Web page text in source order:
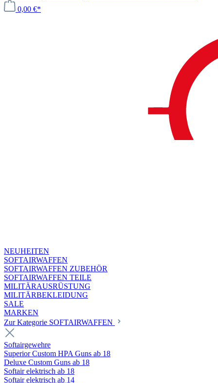
0,00 €*
NEUHEITEN
SOFTAIRWAFFEN
SOFTAIRWAFFEN ZUBEHÖR
SOFTAIRWAFFEN TEILE
MILITÄRAUSRÜSTUNG
MILITÄRBEKLEIDUNG
SALE
MARKEN
Zur Kategorie SOFTAIRWAFFEN
Softairgewehre
Superior Custom HPA Guns ab 18
Deluxe Custom Guns ab 18
Softair elektrisch ab 18
Softair elektrisch ab 14